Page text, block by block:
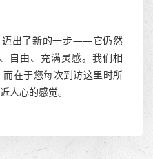
出了新的一步——它仍然
自由、充满灵感。我们相
在于您每次到访这里时所
人心的感觉。